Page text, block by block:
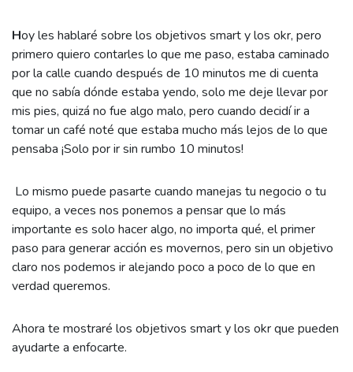
Hoy les hablaré sobre los objetivos smart y los okr, pero
primero quiero contarles lo que me paso, estaba caminado
por la calle cuando después de 10 minutos me di cuenta
que no sabía dónde estaba yendo, solo me deje llevar por
mis pies, quizá no fue algo malo, pero cuando decidí ir a
tomar un café noté que estaba mucho más lejos de lo que
pensaba ¡Solo por ir sin rumbo 10 minutos!
Lo mismo puede pasarte cuando manejas tu negocio o tu
equipo, a veces nos ponemos a pensar que lo más
importante es solo hacer algo, no importa qué, el primer
paso para generar acción es movernos, pero sin un objetivo
claro nos podemos ir alejando poco a poco de lo que en
verdad queremos.
Ahora te mostraré los objetivos smart y los okr que pueden
ayudarte a enfocarte.